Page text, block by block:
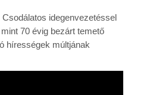
idegenvezetéssel
70 évig bezárt temető
hírességek múltjának